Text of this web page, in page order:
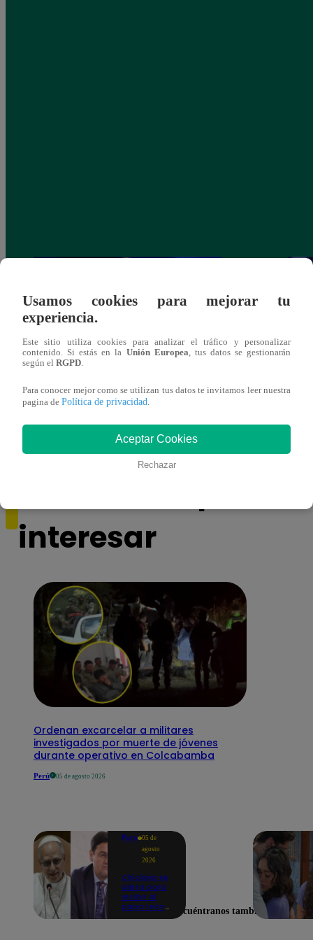
Melissa Klug en EVDLV: ¿Te consideras
una buena madre?
interesar
Ordenan excarcelar a militares
investigados por muerte de jóvenes
durante operativo en Colcabamba
Perú 05 de agosto 2026
Perú 05 de
agosto
2026
Chiclayo se
alista para
recibir al
papa León
Usamos cookies para mejorar tu
experiencia.
Este sitio utiliza cookies para analizar el tráfico y personalizar
contenido. Si estás en la Unión Europea, tus datos se gestionarán
según el RGPD.
Para conocer mejor como se utilizan tus datos te invitamos leer nuestra
pagina de Política de privacidad.
Aceptar Cookies
Rechazar
Encuéntranos también en